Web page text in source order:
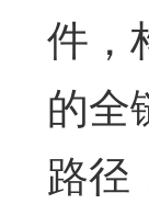
件，
的全
路径